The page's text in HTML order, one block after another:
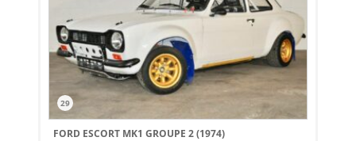
29
FORD ESCORT MK1 GROUPE 2 (1974)